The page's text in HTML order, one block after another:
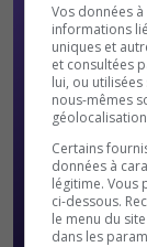
Vos données
informations
uniques et
et consultées
lui, ou
nous-mêmes
Certains
données à
légitime. Vous
ci-dessous.
le menu du
dans les